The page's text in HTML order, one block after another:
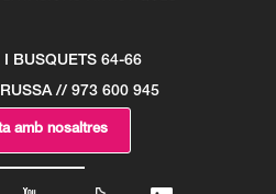
I BUSQUETS 64-66
// 973 600 945
amb nosaltres